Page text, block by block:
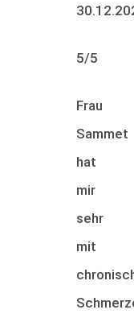
5/5
Frau
Sammet
hat
mir
sehr
mit